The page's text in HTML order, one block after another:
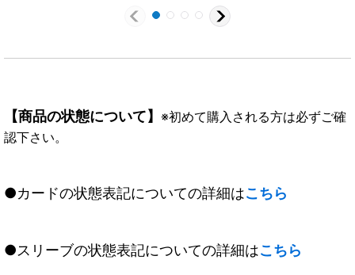
【商品の状態について】 ※初めて購入される方は必ずご確
認下さい。
●カードの状態表記についての詳細はこちら
●スリーブの状態表記についての詳細はこちら